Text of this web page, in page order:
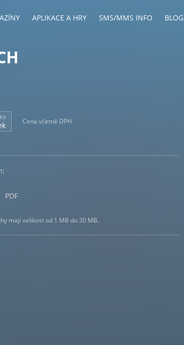
APLIKACE A HRY SMS/MMS INFO BLOG
Cena včetně DPH
PDF
mají velikost od 1 MB do 30 MB.